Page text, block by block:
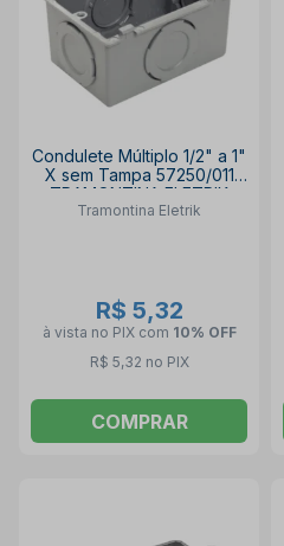
Condulete Múltiplo 1/2" a 1"
X sem Tampa 57250/011
TRAMONTINA ELETRIK
Tramontina Eletrik
R$ 5,32
à vista no PIX com 10% OFF
R$ 5,32 no PIX
COMPRAR